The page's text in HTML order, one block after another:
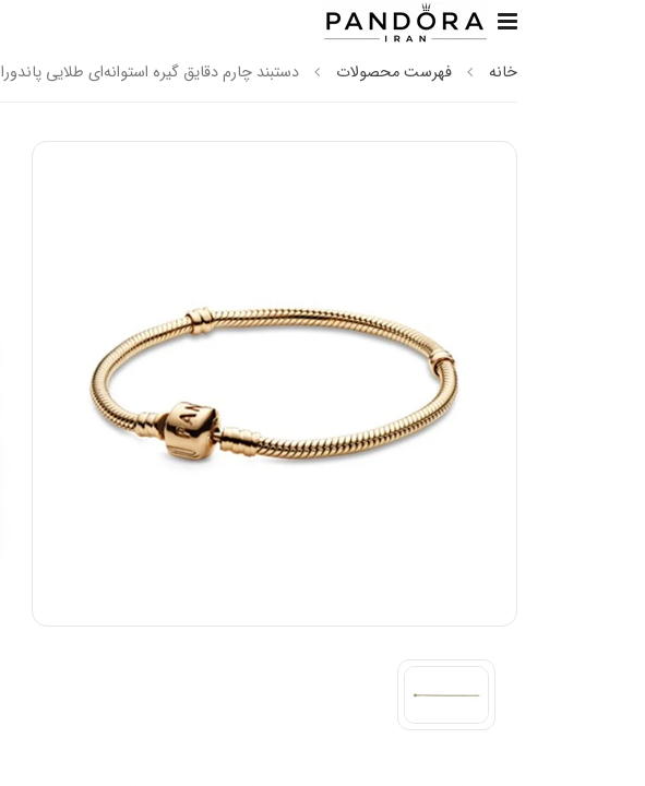
خانه فهرست محصولات دستبند چارم دقایق گیره استوانه‌ای طلایی پاندورا